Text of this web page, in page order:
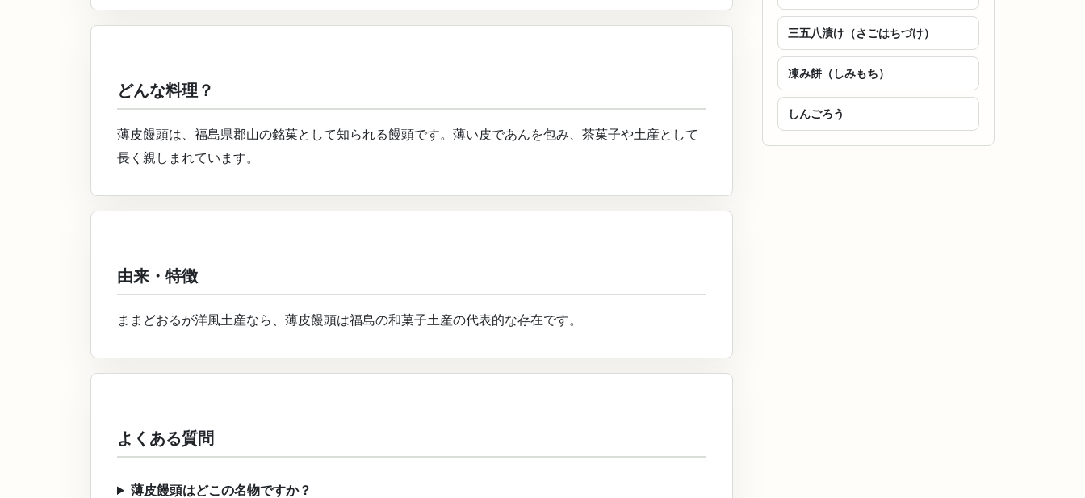
どんな料理？
薄皮饅頭は、福島県郡山の銘菓として知られる饅頭です。薄い皮であんを包み、茶菓子や土産として
長く親しまれています。
由来・特徴
ままどおるが洋風土産なら、薄皮饅頭は福島の和菓子土産の代表的な存在です。
よくある質問
薄皮饅頭はどこの名物ですか？
三五八漬け（さごはちづけ）
凍み餅（しみもち）
しんごろう